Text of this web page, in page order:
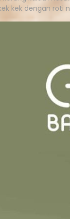
kek dengan roti